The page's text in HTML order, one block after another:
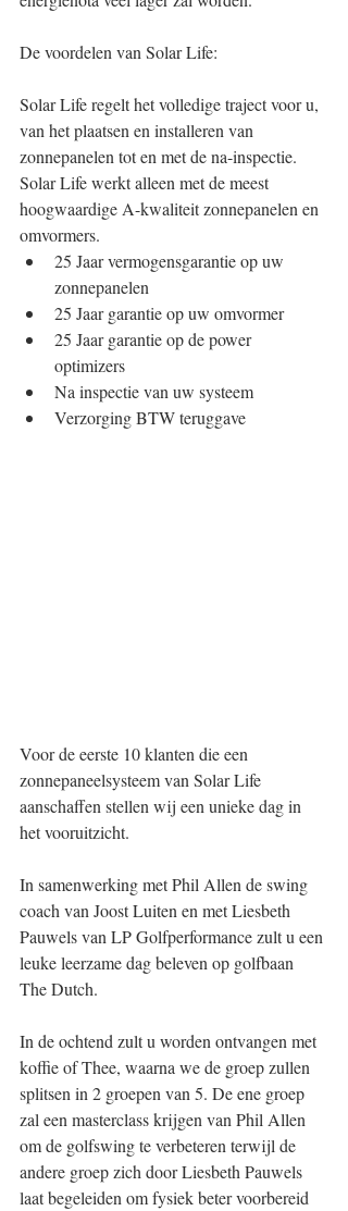
De voordelen van Solar Life:
Solar Life regelt het volledige traject voor u,
van het plaatsen en installeren van
zonnepanelen tot en met de na-inspectie.
Solar Life werkt alleen met de meest
hoogwaardige A-kwaliteit zonnepanelen en
omvormers.
25 Jaar vermogensgarantie op uw
zonnepanelen
25 Jaar garantie op uw omvormer
25 Jaar garantie op de power
optimizers
Na inspectie van uw systeem
Verzorging BTW teruggave
Voor de eerste 10 klanten die een
zonnepaneelsysteem van Solar Life
aanschaffen stellen wij een unieke dag in
het vooruitzicht.
In samenwerking met Phil Allen de swing
coach van Joost Luiten en met Liesbeth
Pauwels van LP Golfperformance zult u een
leuke leerzame dag beleven op golfbaan
The Dutch.
In de ochtend zult u worden ontvangen met
koffie of Thee, waarna we de groep zullen
splitsen in 2 groepen van 5. De ene groep
zal een masterclass krijgen van Phil Allen
om de golfswing te verbeteren terwijl de
andere groep zich door Liesbeth Pauwels
laat begeleiden om fysiek beter voorbereid